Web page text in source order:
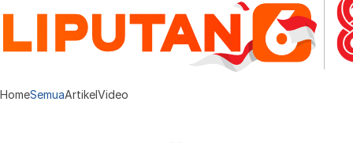
HomeSemuaArtikelVideo